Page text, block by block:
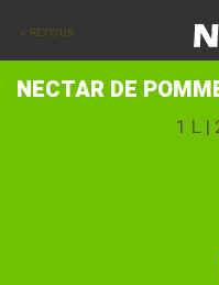
NECTAR DE
1 L |
< RETOUR